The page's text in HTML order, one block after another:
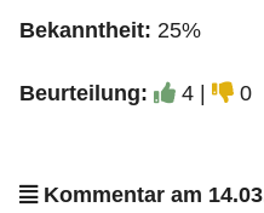
Bekanntheit: 25%
Beurteilung: 4 | 0
Kommentar am